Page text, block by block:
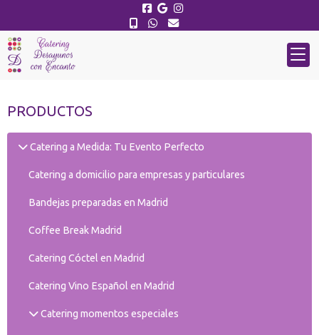
PRODUCTOS
Catering a Medida: Tu Evento Perfecto
Catering a domicilio para empresas y particulares
Bandejas preparadas en Madrid
Coffee Break Madrid
Catering Cóctel en Madrid
Catering Vino Español en Madrid
Catering momentos especiales